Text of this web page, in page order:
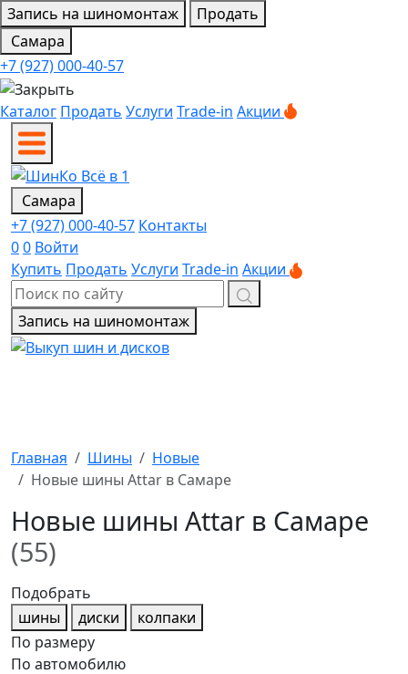
Запись на шиномонтаж
Продать
Самара
+7 (927) 000-40-57
Каталог Продать Услуги Trade-in Акции
Самара
+7 (927) 000-40-57 Контакты
00 Войти
Купить Продать Услуги Trade-in Акции
Запись на шиномонтаж
Главная Шины
Новые
Новые шины Attar в Самаре
Новые шины Attar в Самаре
(55)
Подобрать
шины
диски
колпаки
По размеру
По автомобилю